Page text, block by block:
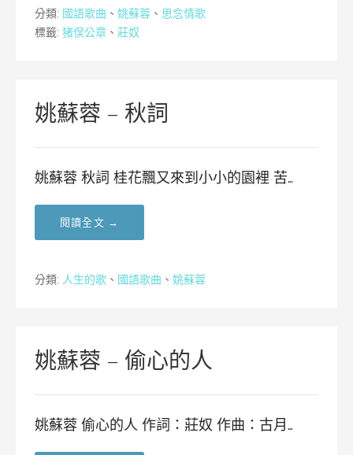
分類: 國語歌曲 、 姚蘇蓉 、 思念情歌
標籤: 猪俣公章 、 莊奴
姚蘇蓉 – 秋詞
姚蘇蓉 秋詞 桂花飄又來到小小的園裡 苦…
閱讀全文 →
分類: 人生的歌 、 國語歌曲 、 姚蘇蓉
姚蘇蓉 – 偷心的人
姚蘇蓉 偷心的人 作詞：莊奴 作曲：古月…